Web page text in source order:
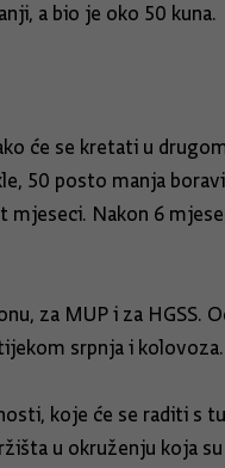
a bio je oko 50 kuna.
će se kretati u
50 posto manja
Nakon 6
za MUP i za HGSS.
srpnja i kolovoza.
koje će se raditi s
u okruženju koja